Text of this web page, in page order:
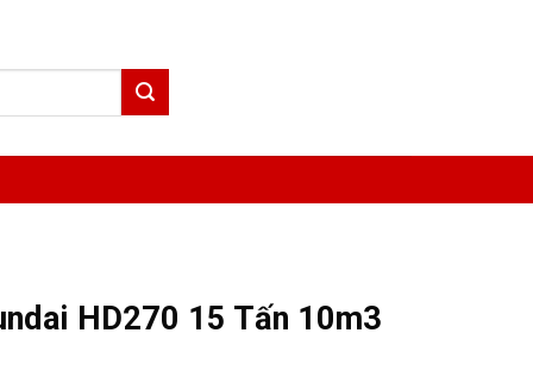
HD270 15 Tấn 10m3